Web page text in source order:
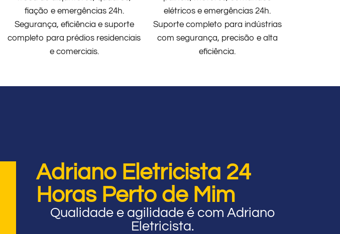
fiação e emergências 24h.
Segurança, eficiência e suporte
completo para prédios residenciais
e comerciais.
elétricos e emergências 24h.
Suporte completo para indústrias
com segurança, precisão e alta
eficiência.
Adriano Eletricista 24
Horas Perto de Mim
Qualidade e agilidade é com Adriano
Eletricista.